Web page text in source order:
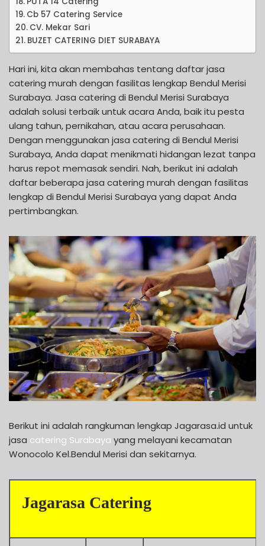
Cb 57 Catering Service
CV. Mekar Sari
BUZET CATERING DIET SURABAYA
Hari ini, kita akan membahas tentang daftar jasa
catering murah dengan fasilitas lengkap Bendul Merisi
Surabaya. Jasa catering di Bendul Merisi Surabaya
adalah solusi terbaik untuk acara Anda, baik itu pesta
ulang tahun, pernikahan, atau acara perusahaan.
Dengan menggunakan jasa catering di Bendul Merisi
Surabaya, Anda dapat menikmati hidangan lezat tanpa
harus repot memasak sendiri. Nah, berikut ini adalah
daftar beberapa jasa catering murah dengan fasilitas
lengkap di Bendul Merisi Surabaya yang dapat Anda
pertimbangkan.
Berikut ini adalah rangkuman lengkap Jagarasa.id untuk
jasa catering Surabaya yang melayani kecamatan
Wonocolo Kel.Bendul Merisi dan sekitarnya.
Jagarasa Catering